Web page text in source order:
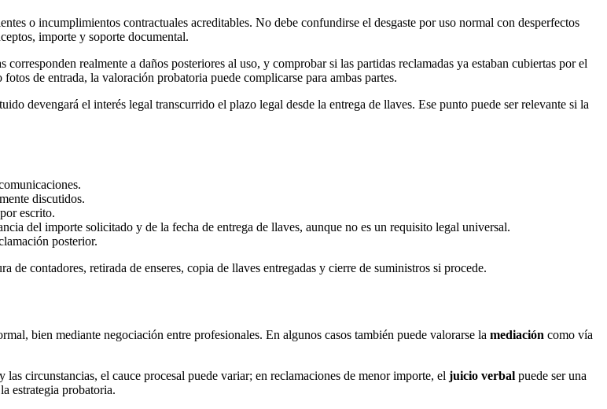
o incumplimientos contractuales acreditables. No debe confundirse el desgaste por uso normal con desperfectos
importe y soporte documental.
realmente a daños posteriores al uso, y comprobar si las partidas reclamadas ya estaban cubiertas por el
de entrada, la valoración probatoria puede complicarse para ambas partes.
devengará el interés legal transcurrido el plazo legal desde la entrega de llaves. Ese punto puede ser relevante si la
discutidos.
escrito.
del importe solicitado y de la fecha de entrega de llaves, aunque no es un requisito legal universal.
posterior.
contadores, retirada de enseres, copia de llaves entregadas y cierre de suministros si procede.
bien mediante negociación entre profesionales. En algunos casos también puede valorarse la mediación como vía
las circunstancias, el cauce procesal puede variar; en reclamaciones de menor importe, el juicio verbal puede ser una
estrategia probatoria.